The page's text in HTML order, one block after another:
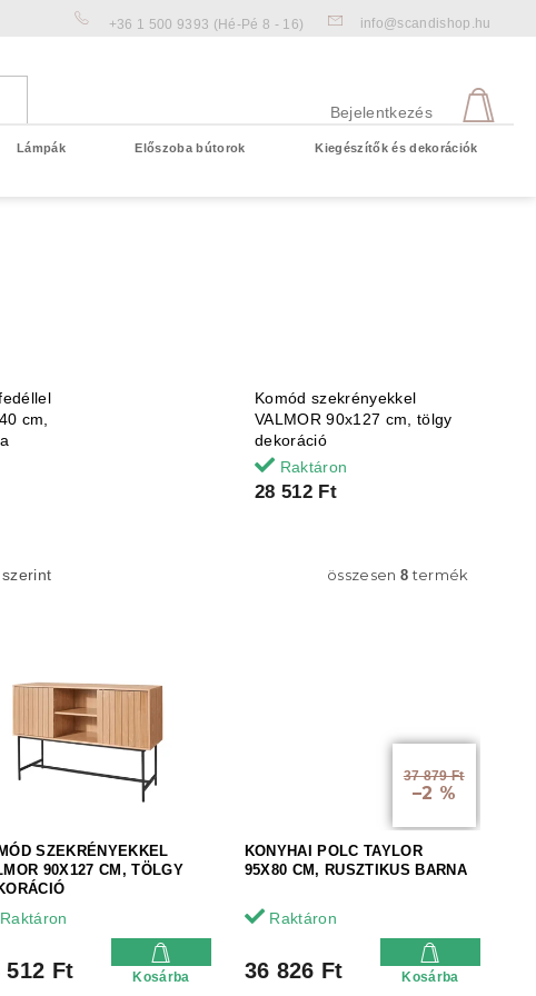
+36 1 500 9393 (Hé-Pé 8 - 16) info@scandishop.hu
Bejelentkezés
Lámpák Előszoba bútorok Kiegészítők és dekorációk
cm,
Komód szekrényekkel
VALMOR 90x127 cm, tölgy
dekoráció
Raktáron
28 512 Ft
összesen8 termék
SZEKRÉNYEKKEL
90X127 CM, TÖLGY
Raktáron
512 Ft Kosárba
37 879 Ft
–2 %
KONYHAI POLC TAYLOR
95X80 CM, RUSZTIKUS BARNA
Raktáron
36 826 Ft Kosárba